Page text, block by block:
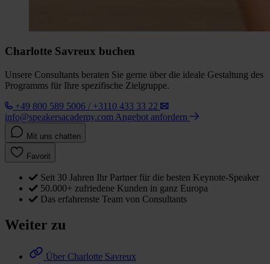
Charlotte Savreux buchen
Unsere Consultants beraten Sie gerne über die ideale Gestaltung des
Programms für Ihre spezifische Zielgruppe.
+49 800 589 5006 / +3110 433 33 22
info@speakersacademy.com Angebot anfordern
Mit uns chatten
Favorit
Seit 30 Jahren Ihr Partner für die besten Keynote-Speaker
50.000+ zufriedene Kunden in ganz Europa
Das erfahrenste Team von Consultants
Weiter zu
Über Charlotte Savreux